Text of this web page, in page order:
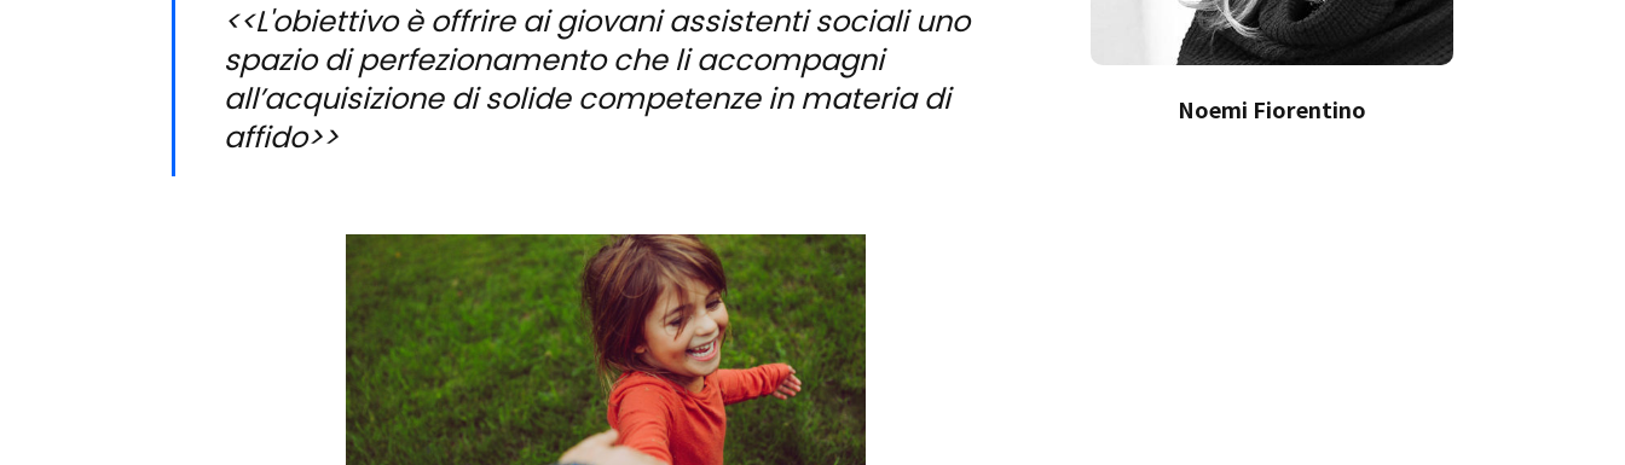
<<L'obiettivo è offrire ai giovani assistenti sociali uno
spazio di perfezionamento che li accompagni
all’acquisizione di solide competenze in materia di
affido>>
Noemi Fiorentino